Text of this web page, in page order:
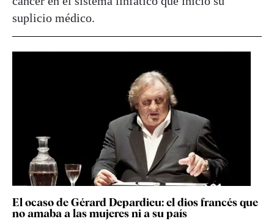
suplicio médico.
El ocaso de Gérard Depardieu: el dios francés que
no amaba a las mujeres ni a su país